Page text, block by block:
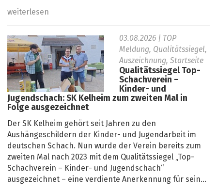
weiterlesen
03.08.2026 | TOP
Meldung, Qualitätssiegel,
Auszeichnung, Startseite
Qualitätssiegel Top-
Schachverein –
Kinder- und
Jugendschach: SK Kelheim zum zweiten Mal in
Folge ausgezeichnet
Der SK Kelheim gehört seit Jahren zu den
Aushängeschildern der Kinder- und Jugendarbeit im
deutschen Schach. Nun wurde der Verein bereits zum
zweiten Mal nach 2023 mit dem Qualitätssiegel „Top-
Schachverein – Kinder- und Jugendschach“
ausgezeichnet – eine verdiente Anerkennung für sein...